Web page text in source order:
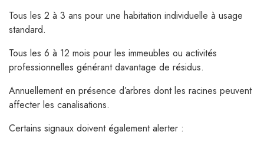
Tous les 2 à 3 ans pour une habitation individuelle à usage
standard.
Tous les 6 à 12 mois pour les immeubles ou activités
professionnelles générant davantage de résidus.
Annuellement en présence d’arbres dont les racines peuvent
affecter les canalisations.
Certains signaux doivent également alerter :